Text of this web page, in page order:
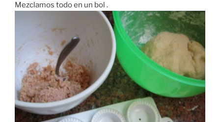
Mezclamos todo en un bol .